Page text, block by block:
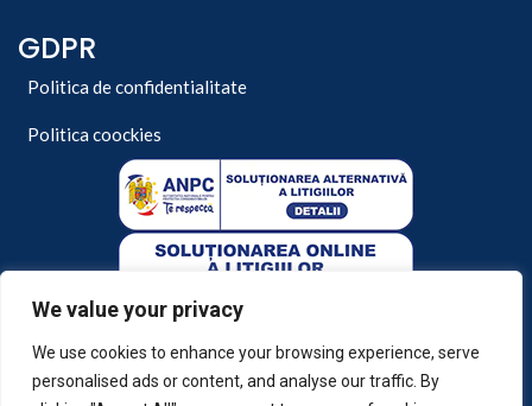
We value your privacy
We use cookies to enhance your browsing experience, serve
personalised ads or content, and analyse our traffic. By
GDPR
Politica de confidentialitate
Politica coockies